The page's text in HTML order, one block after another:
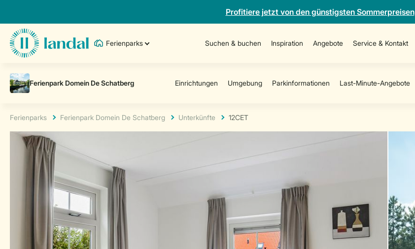
Profitiere jetzt von den günstigsten Sommerpreisen
Ferienparks Suchen & buchen Inspiration Angebote Service & Kontakt
Ferienparks Ferienpark Domein De Schatberg Unterkünfte 12CET